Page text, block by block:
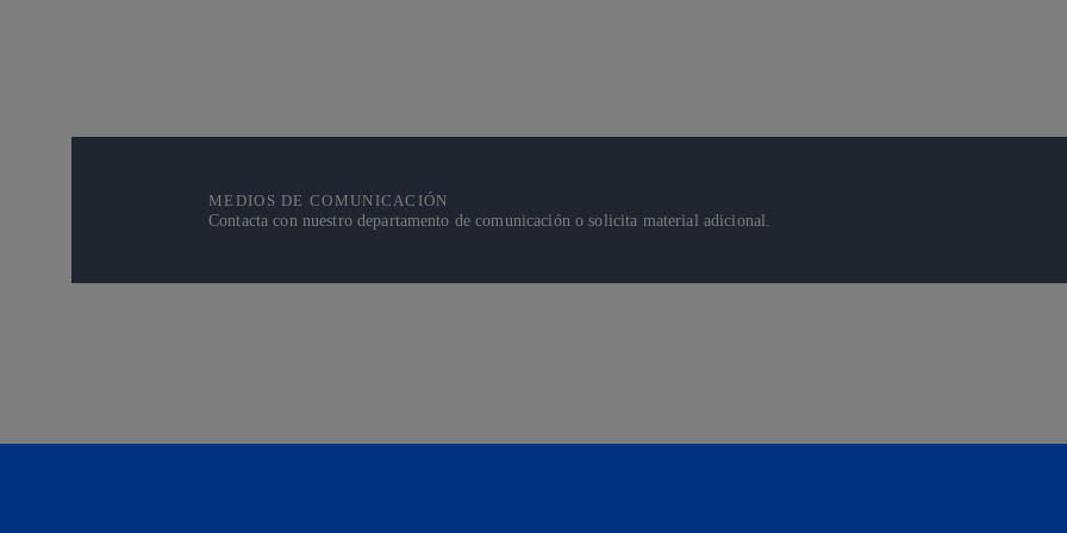
MEDIOS DE COMUNICACIÓN
Contacta con nuestro departamento de comunicación o solicita material adicional.